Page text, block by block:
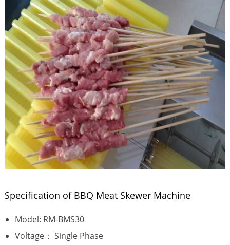
Specification of BBQ Meat Skewer Machine
Model: RM-BMS30
Voltage： Single Phase